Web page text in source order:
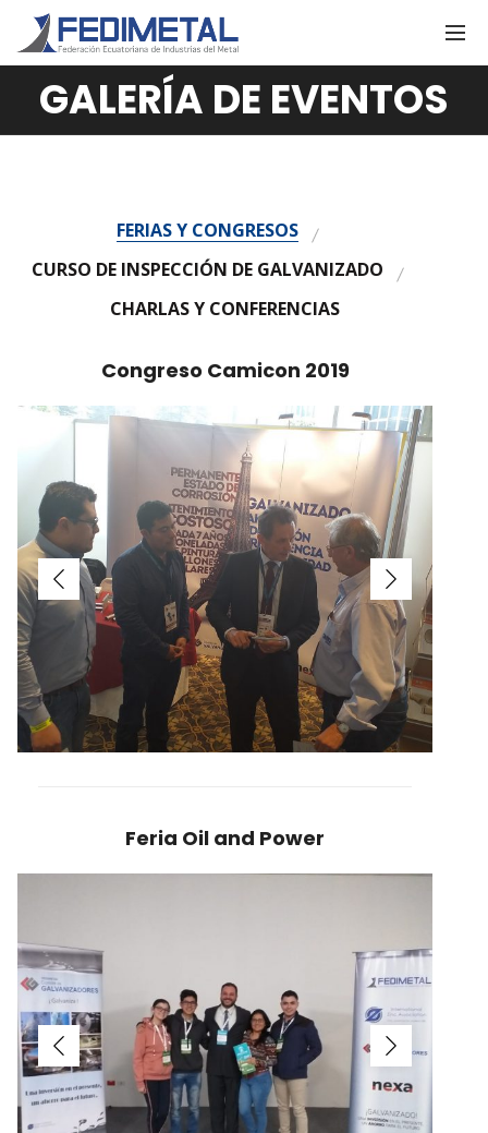
GALERÍA DE EVENTOS
FERIAS Y CONGRESOS
CURSO DE INSPECCIÓN DE GALVANIZADO
CHARLAS Y CONFERENCIAS
Congreso Camicon 2019
Feria Oil and Power